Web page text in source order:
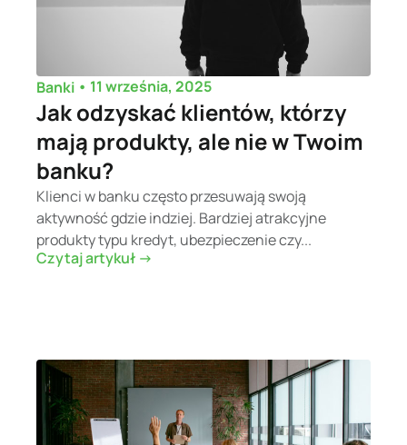
Banki • 11 września, 2025
Jak odzyskać klientów, którzy
mają produkty, ale nie w Twoim
banku?
Klienci w banku często przesuwają swoją
aktywność gdzie indziej. Bardziej atrakcyjne
produkty typu kredyt, ubezpieczenie czy...
Czytaj artykuł ->